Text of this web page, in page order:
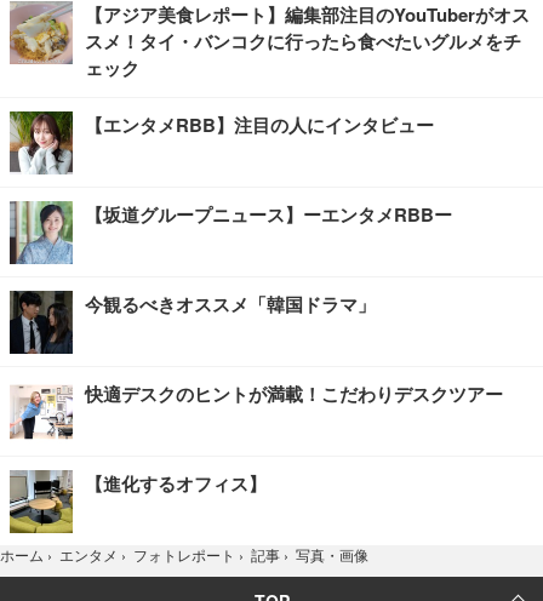
【アジア美食レポート】編集部注目のYouTuberがオス
スメ！タイ・バンコクに行ったら食べたいグルメをチ
ェック
【エンタメRBB】注目の人にインタビュー
【坂道グループニュース】ーエンタメRBBー
今観るべきオススメ「韓国ドラマ」
快適デスクのヒントが満載！こだわりデスクツアー
【進化するオフィス】
ホーム › エンタメ › フォトレポート › 記事 › 写真・画像